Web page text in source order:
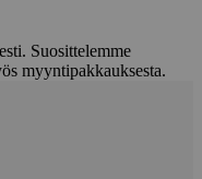
Suosittelemme
myyntipakkauksesta.